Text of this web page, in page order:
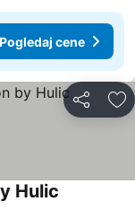
Pogledaj cene
Deli
Hulic